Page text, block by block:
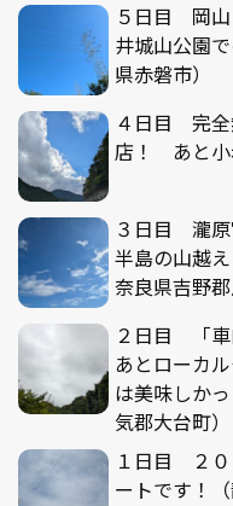
５日目 岡山
井城山公園
県赤磐市）
４日目 完全
店！ あと小
３日目 瀧
半島の山越
奈良県吉野郡
２日目 「車
あとローカ
は美味しか
気郡大台町）
１日目 ２０
ートです！